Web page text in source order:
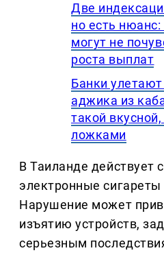
Две
но есть
могут не
роста выплат
Банки
аджика из
такой
ложками
В Таиланде действует
электронные
Нарушение может
изъятию устройств,
серьезным